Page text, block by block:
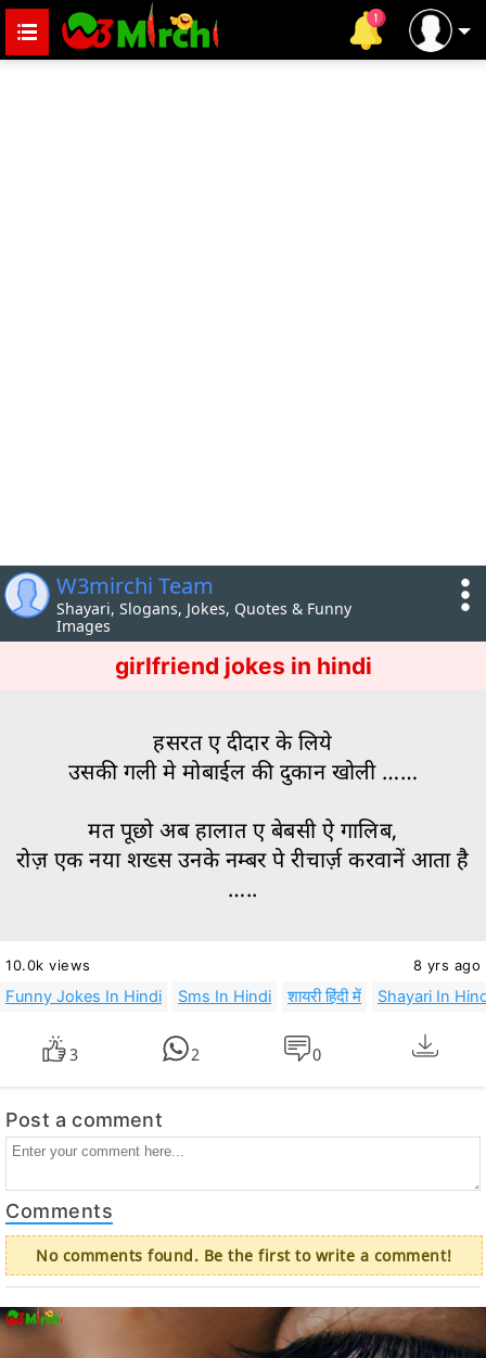
W3mirchi Team
Shayari, Slogans, Jokes, Quotes & Funny
Images
girlfriend jokes in hindi
हसरत ए दीदार के लिये
उसकी गली मे मोबाईल की दुकान खोली ……
मत पूछो अब हालात ए बेबसी ऐ गालिब,
रोज़ एक नया शख्स उनके नम्बर पे रीचार्ज़ करवानें आता है
…..
10.0k views 8 yrs ago
Funny Jokes In Hindi Sms In Hindi शायरी हिंदी में Shayari In
3 2 0
Post a comment
Comments
No comments found. Be the first to write a comment!